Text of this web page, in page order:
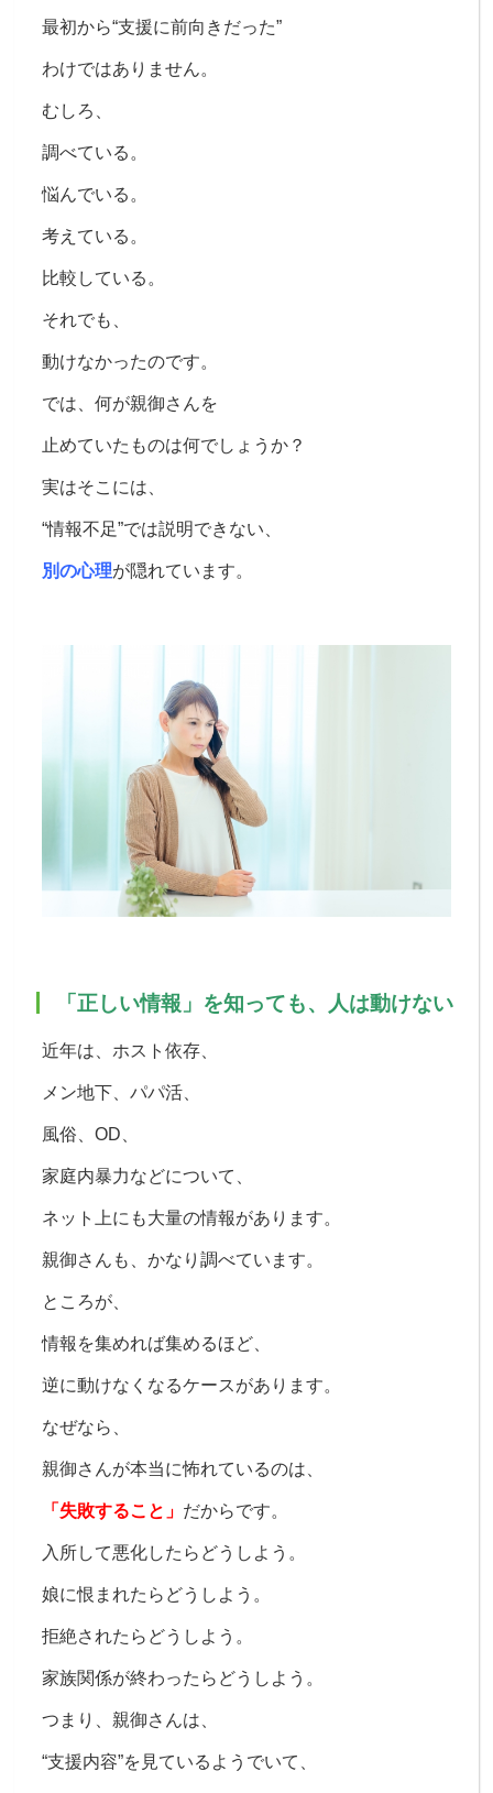
最初から“支援に前向きだった”
わけではありません。
むしろ、
調べている。
悩んでいる。
考えている。
比較している。
それでも、
動けなかったのです。
では、何が親御さんを
止めていたものは何でしょうか？
実はそこには、
“情報不足”では説明できない、
別の心理が隠れています。
「正しい情報」を知っても、人は動けない
近年は、 ホスト依存、
メン地下、パパ活、
風俗、OD、
家庭内暴力などについて、
ネット上にも大量の情報があります。
親御さんも、かなり調べています。
ところが、
情報を集めれば集めるほど、
逆に動けなくなるケースがあります。
なぜなら、
親御さんが本当に怖れているのは、
「失敗すること」 だからです。
入所して悪化したらどうしよう。
娘に恨まれたらどうしよう。
拒絶されたらどうしよう。
家族関係が終わったらどうしよう。
つまり、 親御さんは、
“支援内容”を見ているようでいて、